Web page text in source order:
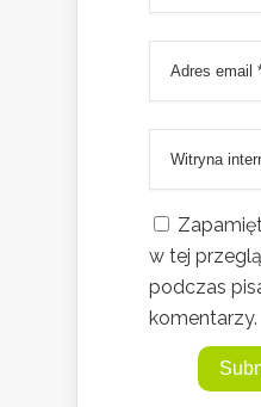
w tej
podczas
komentarzy.